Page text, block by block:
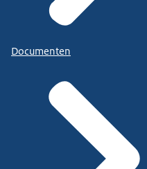
Documenten